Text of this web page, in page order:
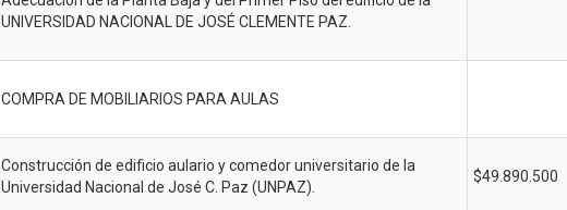
UNIVERSIDAD NACIONAL DE JOSÉ CLEMENTE PAZ.
COMPRA DE MOBILIARIOS PARA AULAS
Construcción de edificio aulario y comedor universitario de la
Universidad Nacional de José C. Paz (UNPAZ).
$49.890.500